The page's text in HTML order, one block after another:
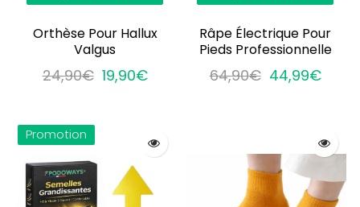
Orthèse Pour Hallux
Valgus
24,90€ 19,90€
Râpe Électrique Pour
Pieds Professionnelle
64,90€ 44,99€
Promotion